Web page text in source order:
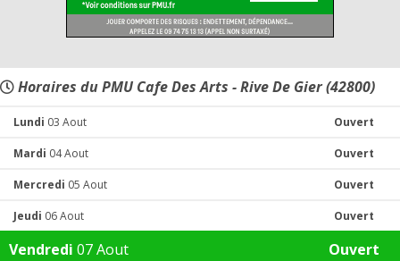
Horaires du PMU Cafe Des Arts - Rive De Gier (42800)
Lundi 03 Aout Ouvert
Mardi 04 Aout Ouvert
Mercredi 05 Aout Ouvert
Jeudi 06 Aout Ouvert
Vendredi 07 Aout Ouvert